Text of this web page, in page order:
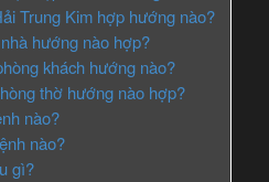
Trung Kim hợp hướng nào?
hướng nào hợp?
khách hướng nào?
thờ hướng nào hợp?
nào?
nào?
gì?